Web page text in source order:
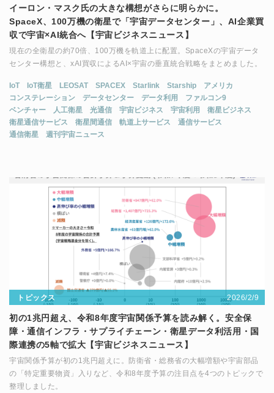
イーロン・マスク氏の大きな構想がさらに明らかに。
SpaceX、100万機の衛星で「宇宙データセンター」、AI企業買
収で宇宙×AI統合へ【宇宙ビジネスニュース】
現在の全衛星の約70倍、100万機を軌道上に配置。SpaceXの宇宙データ
センター構想と、xAI買収によるAI×宇宙の垂直統合戦略をまとめました。
IoT IoT衛星 LEOSAT SPACEX Starlink Starship
アメリカ
コンステレーション
データセンター データ利用
ファルコン9
ベンチャー
人工衛星 光通信 宇宙ビジネス 宇宙利用
衛星ビジネス
衛星通信サービス
衛星間通信 軌道上サービス
通信サービス
通信衛星
週刊宇宙ニュース
トピックス 2026/2/9
初の1兆円超え、令和8年度宇宙関係予算を読み解く。安全保
障・通信インフラ・サプライチェーン・衛星データ利活用・国
際連携の5軸で拡大【宇宙ビジネスニュース】
宇宙関係予算が初の1兆円超えに。防衛省・総務省の大幅増額や宇宙部品
の「特定重要物資」入りなど、令和8年度予算の注目点を4つのトピックで
整理しました。